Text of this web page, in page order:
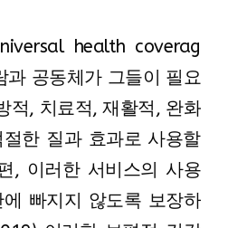
health coverag
과 공동체가 그들이 필요
적, 치료적, 재활적, 완화
한 질과 효과로 사용할
, 이러한 서비스의 사용
빠지지 않도록 보장하